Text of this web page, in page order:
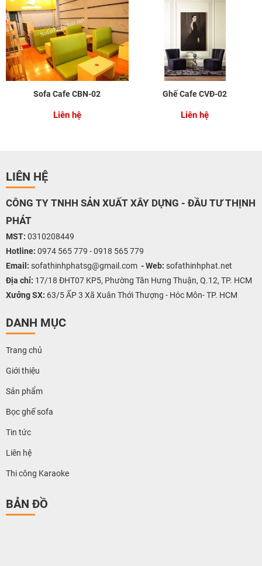
Sofa Cafe CBN-02
Liên hệ
Ghế Cafe CVĐ-02
Liên hệ
LIÊN HỆ
CÔNG TY TNHH SẢN XUẤT XÂY DỰNG - ĐẦU TƯ THỊNH
PHÁT
MST: 0310208449
Hotline: 0974 565 779 - 0918 565 779
Email: sofathinhphatsg@gmail.com -Web: sofathinhphat.net
Địa chỉ: 17/18 ĐHT07 KP5, Phường Tân Hưng Thuận, Q.12, TP. HCM
Xưởng SX: 63/5 ẤP 3 Xã Xuân Thới Thượng - Hóc Môn- TP. HCM
DANH MỤC
Trang chủ
Giới thiệu
Sản phẩm
Bọc ghế sofa
Tin tức
Liên hệ
Thi công Karaoke
BẢN ĐỒ